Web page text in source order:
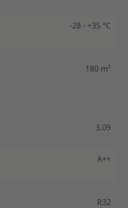
-28 - +35 °C
180 m²
3.09
A++
R32